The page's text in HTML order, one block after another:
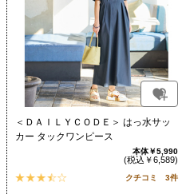
＜ＤＡＩＬＹＣＯＤＥ＞ はっ水サッ
カー タックワンピース
本体￥5,990
(税込￥6,589)
クチコミ 3件